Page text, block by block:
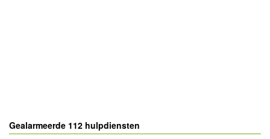
Gealarmeerde 112 hulpdiensten